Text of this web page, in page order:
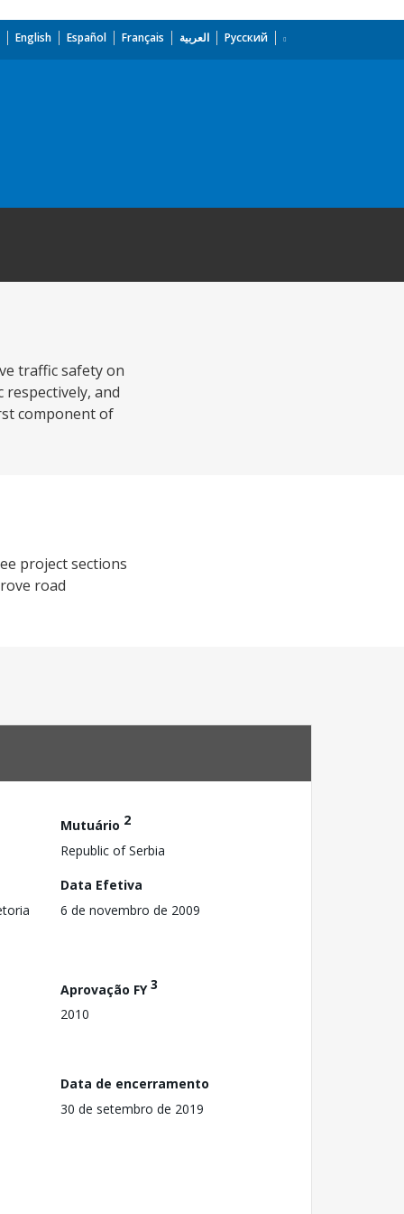
English Español Français العربية Русский
traffic safety on
and
component of
project sections
road
Mutuário 2
Republic of Serbia
Data Efetiva
6 de novembro de 2009
Aprovação FY3
2010
Data de encerramento
30 de setembro de 2019